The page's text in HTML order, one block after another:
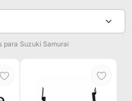
para Suzuki Samurai